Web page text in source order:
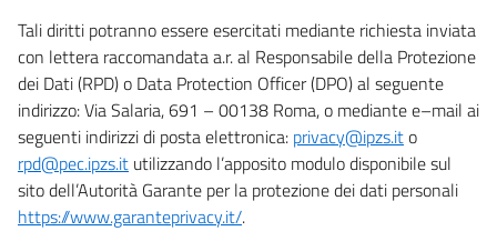
Tali diritti potranno essere esercitati mediante richiesta inviata
con lettera raccomandata a.r. al Responsabile della Protezione
dei Dati (RPD) o Data Protection Officer (DPO) al seguente
indirizzo: Via Salaria, 691 – 00138 Roma, o mediante e–mail ai
seguenti indirizzi di posta elettronica: privacy@ipzs.ito
rpd@pec.ipzs.it utilizzando l’apposito modulo disponibile sul
sito dell’Autorità Garante per la protezione dei dati personali
https://www.garanteprivacy.it/.